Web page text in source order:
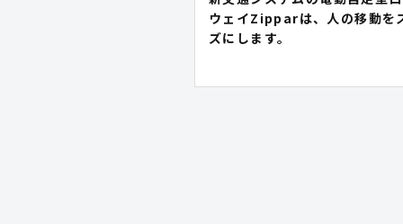
ウェイZipparは、人の移動を
ズにします。